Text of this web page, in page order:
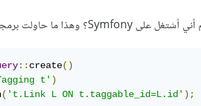
:: create()
t' )
( 't.Link L ON t.taggable_id=L.id' );